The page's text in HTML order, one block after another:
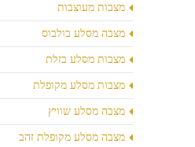
מצבות מעוצבות
מצבה מסלע בולבוס
מצבות מסלע בזלת
מצבות מסלע מקופלת
מצבה מסלע שוויץ
מצבה מסלע מקופלת זהב